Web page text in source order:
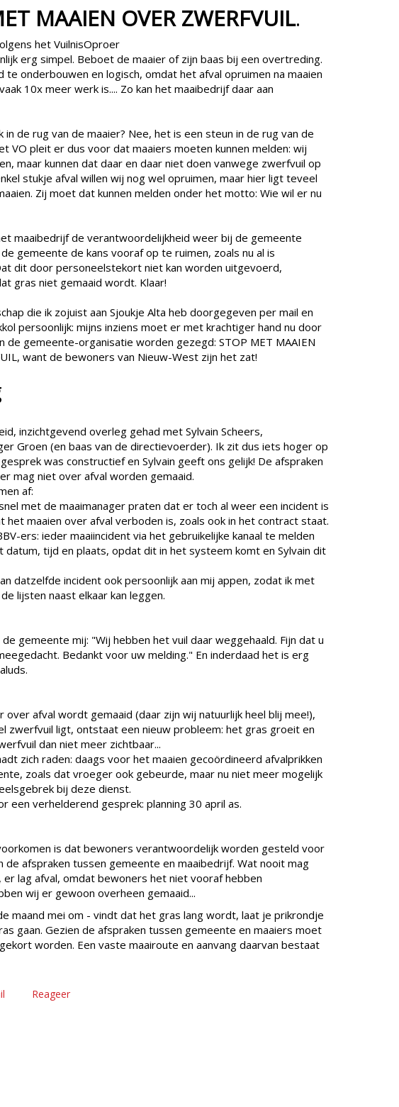
MAAIEN OVER ZWERFVUIL.
het VuilnisOproer
erg simpel. Beboet de maaier of zijn baas bij een overtreding.
te onderbouwen en logisch, omdat het afval opruimen na maaien
10x meer werk is.... Zo kan het maaibedrijf daar aan
in de rug van de maaier? Nee, het is een steun in de rug van de
VO pleit er dus voor dat maaiers moeten kunnen melden: wij
maar kunnen dat daar en daar niet doen vanwege zwerfvuil op
stukje afval willen wij nog wel opruimen, maar hier ligt teveel
Zij moet dat kunnen melden onder het motto: Wie wil er nu
maaibedrijf de verantwoordelijkheid weer bij de gemeente
gemeente de kans vooraf op te ruimen, zoals nu al is
dit door personeelstekort niet kan worden uitgevoerd,
gras niet gemaaid wordt. Klaar!
die ik zojuist aan Sjoukje Alta heb doorgegeven per mail en
persoonlijk: mijns inziens moet er met krachtiger hand nu door
de gemeente-organisatie worden gezegd: STOP MET MAAIEN
want de bewoners van Nieuw-West zijn het zat!
inzichtgevend overleg gehad met Sylvain Scheers,
Groen (en baas van de directievoerder). Ik zit dus iets hoger op
was constructief en Sylvain geeft ons gelijk! De afspraken
mag niet over afval worden gemaaid.
af:
met de maaimanager praten dat er toch al weer een incident is
het maaien over afval verboden is, zoals ook in het contract staat.
ers: ieder maaiincident via het gebruikelijke kanaal te melden
datum, tijd en plaats, opdat dit in het systeem komt en Sylvain dit
datzelfde incident ook persoonlijk aan mij appen, zodat ik met
lijsten naast elkaar kan leggen.
gemeente mij: "Wij hebben het vuil daar weggehaald. Fijn dat u
Bedankt voor uw melding." En inderdaad het is erg
over afval wordt gemaaid (daar zijn wij natuurlijk heel blij mee!),
zwerfvuil ligt, ontstaat een nieuw probleem: het gras groeit en
dan niet meer zichtbaar...
zich raden: daags voor het maaien gecoördineerd afvalprikken
zoals dat vroeger ook gebeurde, maar nu niet meer mogelijk
bij deze dienst.
een verhelderend gesprek: planning 30 april as.
is dat bewoners verantwoordelijk worden gesteld voor
de afspraken tussen gemeente en maaibedrijf. Wat nooit mag
er lag afval, omdat bewoners het niet vooraf hebben
wij er gewoon overheen gemaaid...
maand mei om - vindt dat het gras lang wordt, laat je prikrondje
gaan. Gezien de afspraken tussen gemeente en maaiers moet
worden. Een vaste maairoute en aanvang daarvan bestaat
Reageer